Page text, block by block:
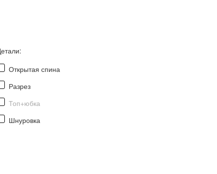
Открытая спина
Разрез
Топ+юбка
Шнуровка